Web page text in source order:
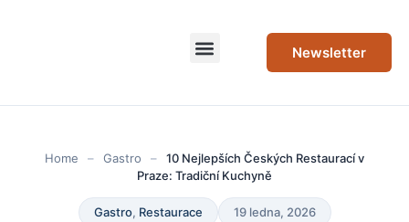
Newsletter
Home – Gastro –
10 Nejlepších Českých Restaurací v
Praze: Tradiční Kuchyně
Gastro, Restaurace 19 ledna, 2026